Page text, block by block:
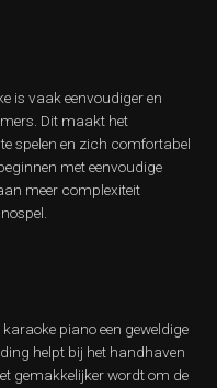
is vaak eenvoudiger en
Dit maakt het
spelen en zich comfortabel
met eenvoudige
meer complexiteit
piano een geweldige
helpt bij het handhaven
gemakkelijker wordt om de